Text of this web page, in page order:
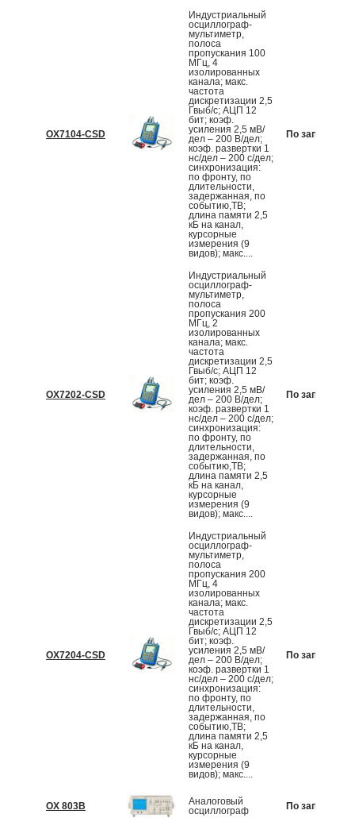
OX7104-CSD
Индустриальный
осциллограф-
мультиметр,
полоса
пропускания 100
МГц, 4
изолированных
канала; макс.
частота
дискретизации 2,5
Гвыб/с; АЦП 12
бит; коэф.
усиления 2,5 мВ/
дел – 200 В/дел;
коэф. развертки 1
нс/дел – 200 с/дел;
синхронизация:
по фронту, по
длительности,
задержанная, по
событию,ТВ;
длина памяти 2,5
кБ на канал,
курсорные
измерения (9
видов); макс....
По запросу
OX7202-CSD
Индустриальный
осциллограф-
мультиметр,
полоса
пропускания 200
МГц, 2
изолированных
канала; макс.
частота
дискретизации 2,5
Гвыб/с; АЦП 12
бит; коэф.
усиления 2,5 мВ/
дел – 200 В/дел;
коэф. развертки 1
нс/дел – 200 с/дел;
синхронизация:
по фронту, по
длительности,
задержанная, по
событию,ТВ;
длина памяти 2,5
кБ на канал,
курсорные
измерения (9
видов); макс....
По запросу
OX7204-CSD
Индустриальный
осциллограф-
мультиметр,
полоса
пропускания 200
МГц, 4
изолированных
канала; макс.
частота
дискретизации 2,5
Гвыб/с; АЦП 12
бит; коэф.
усиления 2,5 мВ/
дел – 200 В/дел;
коэф. развертки 1
нс/дел – 200 с/дел;
синхронизация:
по фронту, по
длительности,
задержанная, по
событию,ТВ;
длина памяти 2,5
кБ на канал,
курсорные
измерения (9
видов); макс....
По запросу
OX 803B
Аналоговый
осциллограф
По запросу